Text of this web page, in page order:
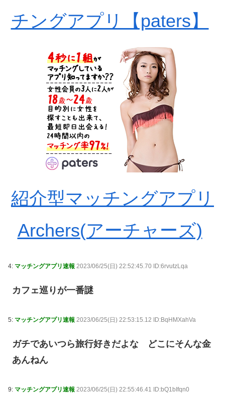
チングアプリ【paters】
紹介型マッチングアプリ
Archers(アーチャーズ)
4: マッチングアプリ速報 2023/06/25(日) 22:52:45.70 ID:6rvutzLqa
カフェ巡りが一番謎
5: マッチングアプリ速報 2023/06/25(日) 22:53:15.12 ID:BqHMXahVa
ガチであいつら旅行好きだよな どこにそんな金
あんねん
9: マッチングアプリ速報 2023/06/25(日) 22:55:46.41 ID:bQ1bIfqn0